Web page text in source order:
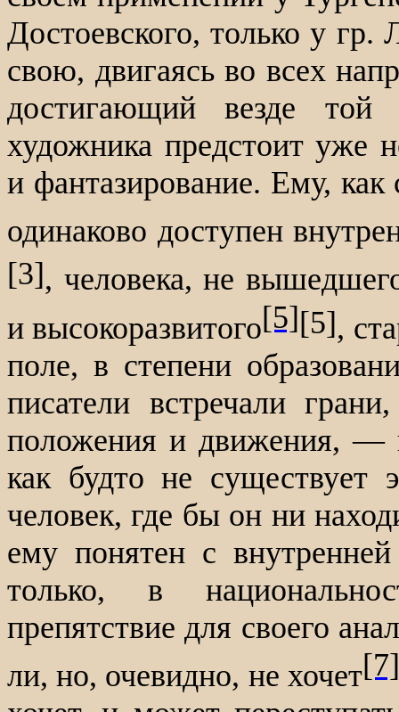
Достоевского, только у
свою, двигаясь во всех
достигающий везде
художника предстоит уже
и фантазирование. Ему, как
одинаково доступен
[3], человека, не
и высокоразвитого[5][5],
поле, в степени
писатели встречали
положения и движения, —
как будто не
человек, где бы он ни
ему понятен с
только, в
препятствие для своего
ли, но, очевидно, не хочет[7]